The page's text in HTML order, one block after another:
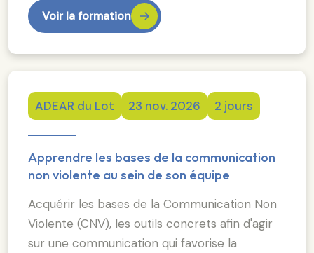
Voir la formation
ADEAR du Lot 23 nov. 2026 2 jours
Apprendre les bases de la communication
non violente au sein de son équipe
Acquérir les bases de la Communication Non
Violente (CNV), les outils concrets afin d'agir
sur une communication qui favorise la